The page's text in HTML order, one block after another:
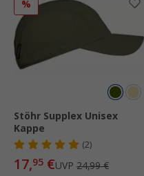
%
Stöhr Supplex Unisex
Kappe
(2)
17,95 €UVP 24,99 €